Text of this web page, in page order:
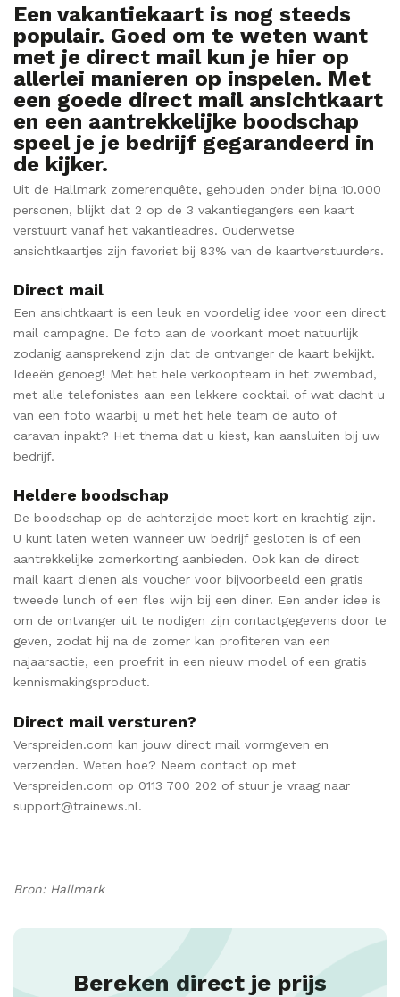
Een vakantiekaart is nog steeds
populair. Goed om te weten want
met je direct mail kun je hier op
allerlei manieren op inspelen. Met
een goede direct mail ansichtkaart
en een aantrekkelijke boodschap
speel je je bedrijf gegarandeerd in
de kijker.
Uit de Hallmark zomerenquête, gehouden onder bijna 10.000
personen, blijkt dat 2 op de 3 vakantiegangers een kaart
verstuurt vanaf het vakantieadres. Ouderwetse
ansichtkaartjes zijn favoriet bij 83% van de kaartverstuurders.
Direct mail
Een ansichtkaart is een leuk en voordelig idee voor een direct
mail campagne. De foto aan de voorkant moet natuurlijk
zodanig aansprekend zijn dat de ontvanger de kaart bekijkt.
Ideeën genoeg! Met het hele verkoopteam in het zwembad,
met alle telefonistes aan een lekkere cocktail of wat dacht u
van een foto waarbij u met het hele team de auto of
caravan inpakt? Het thema dat u kiest, kan aansluiten bij uw
bedrijf.
Heldere boodschap
De boodschap op de achterzijde moet kort en krachtig zijn.
U kunt laten weten wanneer uw bedrijf gesloten is of een
aantrekkelijke zomerkorting aanbieden. Ook kan de direct
mail kaart dienen als voucher voor bijvoorbeeld een gratis
tweede lunch of een fles wijn bij een diner. Een ander idee is
om de ontvanger uit te nodigen zijn contactgegevens door te
geven, zodat hij na de zomer kan profiteren van een
najaarsactie, een proefrit in een nieuw model of een gratis
kennismakingsproduct.
Direct mail versturen?
Verspreiden.com kan jouw direct mail vormgeven en
verzenden. Weten hoe? Neem contact op met
Verspreiden.com op 0113 700 202 of stuur je vraag naar
support@trainews.nl.
Bron: Hallmark
Bereken direct je prijs